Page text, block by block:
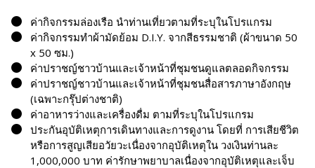
ค่ากิจกรรมล่องเรือ นำท่านเที่ยวตามที่ระบุในโปรแกรม
ค่ากิจกรรมทำผ้ามัดย้อม D.I.Y. จากสีธรรมชาติ (ผ้าขนาด 50
x 50 ซม.)
ค่าปราชญ์ชาวบ้านและเจ้าหน้าที่ชุมชนดูแลตลอดกิจกรรม
ค่าปราชญ์ชาวบ้านและเจ้าหน้าที่ชุมชนสื่อสารภาษาอังกฤษ
(เฉพาะกรุ๊ปต่างชาติ)
ค่าอาหารว่างและเครื่องดื่ม ตามที่ระบุในโปรแกรม
ประกันอุบัติเหตุการเดินทางและการดูงาน โดยที่ การเสียชีวิต
หรือการสูญเสียอวัยวะเนื่องจากอุบัติเหตุใน วงเงินท่านละ
1,000,000 บาท ค่ารักษาพยาบาลเนื่องจากอุบัติเหตุและเจ็บ